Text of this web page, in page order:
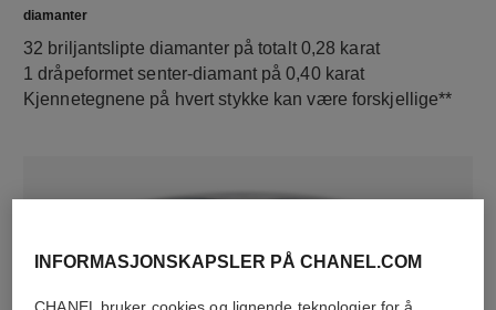
diamanter
32 briljantslipte diamanter på totalt 0,28 karat
1 dråpeformet senter-diamant på 0,40 karat
Kjennetegnene på hvert stykke kan være forskjellige**
INFORMASJONSKAPSLER PÅ CHANEL.COM